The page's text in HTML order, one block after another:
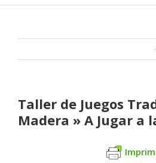
Taller de Juegos
Madera » A Jugar a